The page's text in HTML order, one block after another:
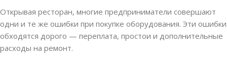
Открывая ресторан, многие предприниматели совершают
одни и те же ошибки при покупке оборудования. Эти ошибки
обходятся дорого — переплата, простои и дополнительные
расходы на ремонт.